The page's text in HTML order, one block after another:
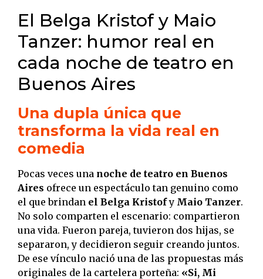
El Belga Kristof y Maio
Tanzer: humor real en
cada noche de teatro en
Buenos Aires
Una dupla única que
transforma la vida real en
comedia
Pocas veces una noche de teatro en Buenos
Aires ofrece un espectáculo tan genuino como
el que brindan el Belga Kristofy Maio Tanzer.
No solo comparten el escenario: compartieron
una vida. Fueron pareja, tuvieron dos hijas, se
separaron, y decidieron seguir creando juntos.
De ese vínculo nació una de las propuestas más
originales de la cartelera porteña: «Si, Mi